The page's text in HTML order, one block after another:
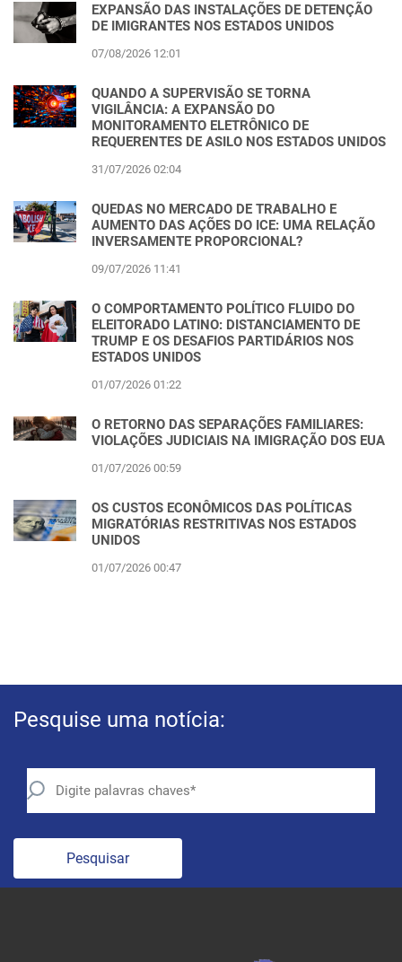
EXPANSÃO DAS INSTALAÇÕES DE DETENÇÃO
DE IMIGRANTES NOS ESTADOS UNIDOS
07/08/2026 12:01
QUANDO A SUPERVISÃO SE TORNA
VIGILÂNCIA: A EXPANSÃO DO
MONITORAMENTO ELETRÔNICO DE
REQUERENTES DE ASILO NOS ESTADOS UNIDOS
31/07/2026 02:04
QUEDAS NO MERCADO DE TRABALHO E
AUMENTO DAS AÇÕES DO ICE: UMA RELAÇÃO
INVERSAMENTE PROPORCIONAL?
09/07/2026 11:41
O COMPORTAMENTO POLÍTICO FLUIDO DO
ELEITORADO LATINO: DISTANCIAMENTO DE
TRUMP E OS DESAFIOS PARTIDÁRIOS NOS
ESTADOS UNIDOS
01/07/2026 01:22
O RETORNO DAS SEPARAÇÕES FAMILIARES:
VIOLAÇÕES JUDICIAIS NA IMIGRAÇÃO DOS EUA
01/07/2026 00:59
OS CUSTOS ECONÔMICOS DAS POLÍTICAS
MIGRATÓRIAS RESTRITIVAS NOS ESTADOS
UNIDOS
01/07/2026 00:47
Pesquise uma notícia:
Pesquisar